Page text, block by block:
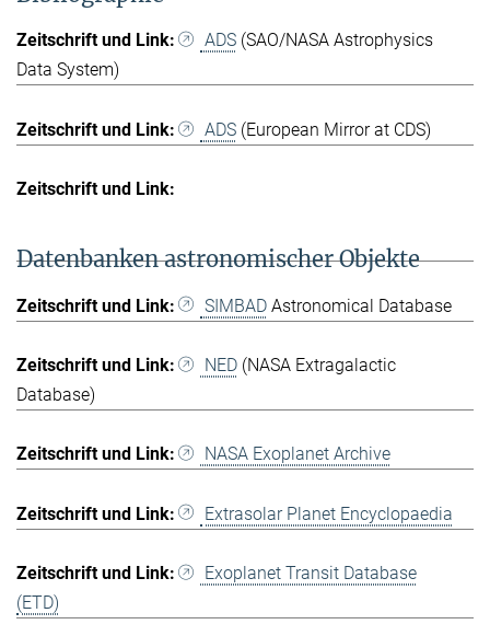
ADS (SAO/NASA Astrophysics
Data System)
ADS (European Mirror at CDS)
Datenbanken astronomischer Objekte
SIMBAD Astronomical Database
NED (NASA Extragalactic
Database)
NASA Exoplanet Archive
Extrasolar Planet Encyclopaedia
Exoplanet Transit Database
(ETD)